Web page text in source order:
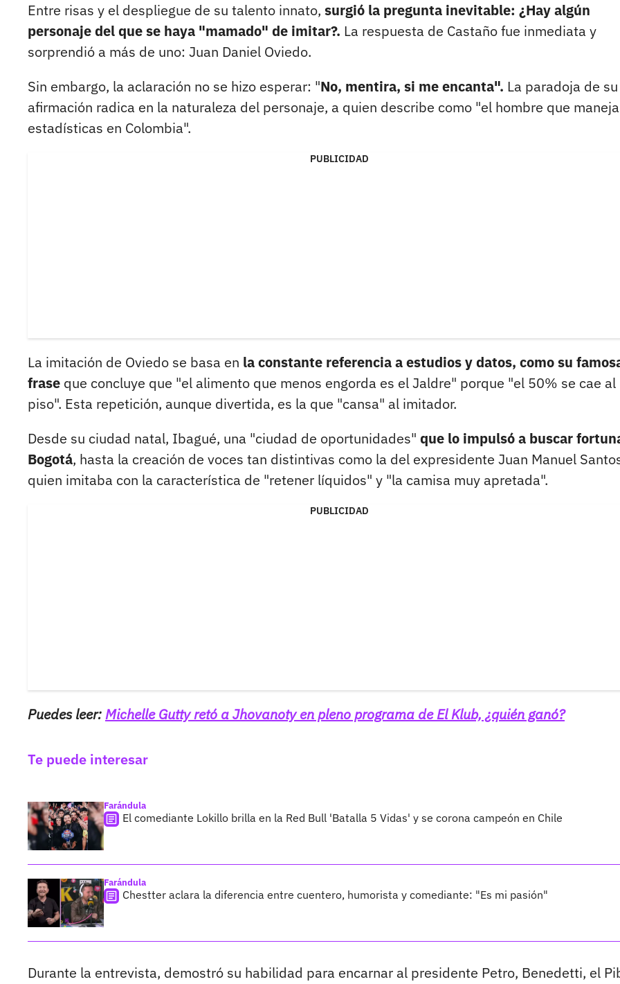
Entre risas y el despliegue de su talento innato, surgió la pregunta inevitable: ¿Hay algún
personaje del que se haya "mamado" de imitar?. La respuesta de Castaño fue inmediata y
sorprendió a más de uno: Juan Daniel Oviedo.
Sin embargo, la aclaración no se hizo esperar: "No, mentira, si me encanta". La paradoja de su
afirmación radica en la naturaleza del personaje, a quien describe como "el hombre que
estadísticas en Colombia".
PUBLICIDAD
La imitación de Oviedo se basa en la constante referencia a estudios y datos, como su
frase que concluye que "el alimento que menos engorda es el Jaldre" porque "el 50% se cae al
piso". Esta repetición, aunque divertida, es la que "cansa" al imitador.
Desde su ciudad natal, Ibagué, una "ciudad de oportunidades" que lo impulsó a buscar
Bogotá, hasta la creación de voces tan distintivas como la del expresidente Juan Manuel
quien imitaba con la característica de "retener líquidos" y "la camisa muy apretada".
PUBLICIDAD
Puedes leer:Michelle Gutty retó a Jhovanoty en pleno programa de El Klub, ¿quién ganó?
Te puede interesar
Farándula
El comediante Lokillo brilla en la Red Bull 'Batalla 5 Vidas' y se corona campeón en Chile
Farándula
Chestter aclara la diferencia entre cuentero, humorista y comediante: "Es mi pasión"
Durante la entrevista, demostró su habilidad para encarnar al presidente Petro, Benedetti, el